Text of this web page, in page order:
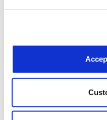
Aplicaciones:
Search: